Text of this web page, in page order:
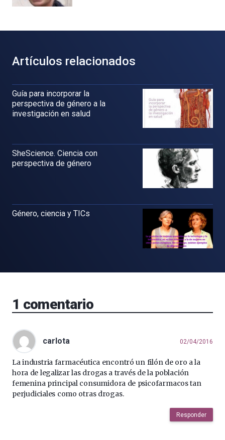
Artículos relacionados
Guía para incorporar la
perspectiva de género a la
investigación en salud
SheScience. Ciencia con
perspectiva de género
Género, ciencia y TICs
1 comentario
carlota 02/04/2016
La industria farmacéutica encontró un filón de oro a la
hora de legalizar las drogas a través de la población
femenina principal consumidora de psicofarmacos tan
perjudiciales como otras drogas.
Responder